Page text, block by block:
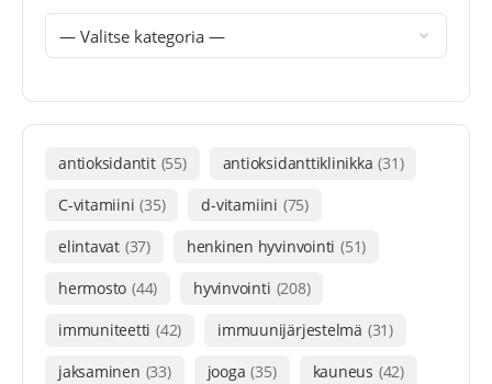
antioksidantit (55) antioksidanttiklinikka (31)
C-vitamiini (35) d-vitamiini (75)
elintavat (37) henkinen hyvinvointi (51)
hermosto (44) hyvinvointi (208)
immuniteetti (42) immuunijärjestelmä (31)
jaksaminen (33) jooga (35) kauneus (42)